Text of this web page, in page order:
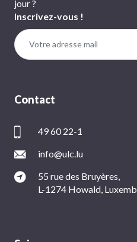
jour ?
Inscrivez-vous !
Contact
49 60 22-1
info@ulc.lu
55 rue des Bruyères,
L-1274 Howald,